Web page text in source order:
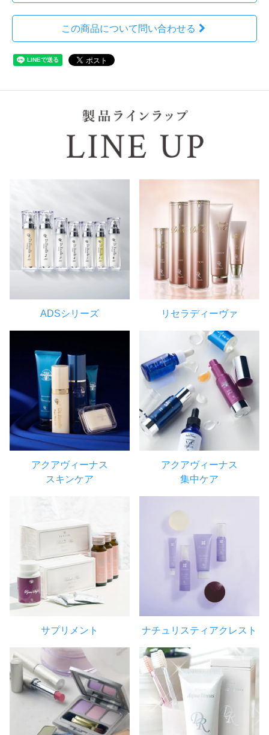
この商品について問い合わせる
ADSシリーズ リセラディーヴァ
アクアヴィーナス
スキンケア
アクアヴィーナス
集中ケア
サプリメント ナチュリスティアクレスト